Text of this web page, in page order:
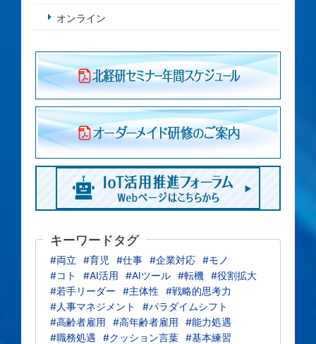
オンライン
キーワードタグ
#両立 #育児 #仕事 #企業対応 #モノ
#コト
#AI活用 #AIツール #転機 #役割拡大
#若手リーダー
#主体性
#戦略的思考力
#人事マネジメント
#パラダイムシフト
#高齢者雇用
#高年齢者雇用
#能力処遇
#職務処遇
#クッション言葉 #基本練習